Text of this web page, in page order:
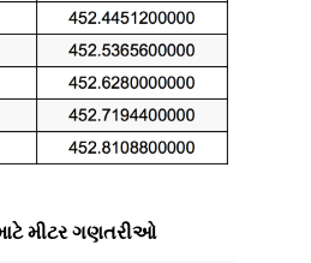
મીટર ગણતરીઓ